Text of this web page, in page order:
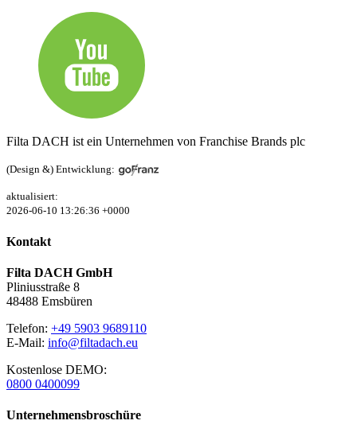
Filta DACH ist ein Unternehmen von Franchise Brands plc
(Design &) Entwicklung:
aktualisiert:
2026-06-10 13:26:36 +0000
Kontakt
Filta DACH GmbH
Pliniusstraße 8
48488 Emsbüren
Telefon: +49 5903 9689110
E-Mail: info@filtadach.eu
Kostenlose DEMO:
0800 0400099
Unternehmensbroschüre